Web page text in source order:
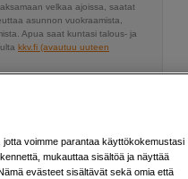
velkaa ajoissa, saatat
asunnon vuokraamista,
Apua saat kuntasi talous- ja
kkv.fi (avautuu uuteen
voimme parantaa käyttökokemustasi
mukauttaa sisältöä ja näyttää
evästeet sisältävät sekä omia että